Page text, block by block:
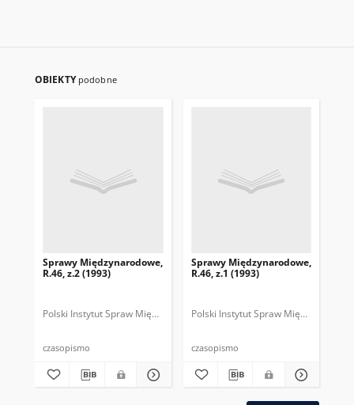
OBIEKTY podobne
Sprawy Międzynarodowe,
R.46, z.2 (1993)
Polski Instytut Spraw Międzynarodowych. Polska Fundacja Spraw
czasopismo
Sprawy Międzynarodowe,
R.46, z.1 (1993)
Polski Instytut Spraw
czasopismo